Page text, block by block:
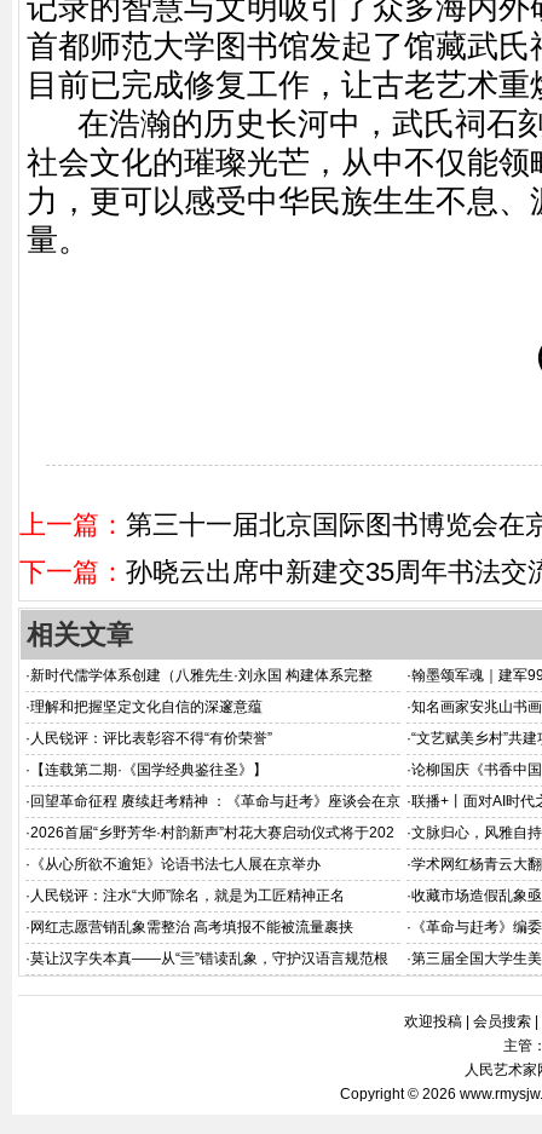
记录的智慧与文明吸引了众多海内外
首都师范大学图书馆发起了馆藏武氏
目前已完成修复工作，让古老艺术重
在浩瀚的历史长河中，武氏祠石
社会文化的璀璨光芒，从中不仅能领
力，更可以感受中华民族生生不息
量。
上一篇： 第三十一届北京国际图书博览会在
下一篇： 孙晓云出席中新建交35周年书法交
相关文章
·新时代儒学体系创建（八雅先生·刘永国 构建体系完整
版）
·翰墨颂军魂｜建军
·理解和把握坚定文化自信的深邃意蕴 ·知名画家安兆山书
· 人民锐评：评比表彰容不得“有价荣誉” ·“文艺赋美乡村”共
· 【连载第二期·《国学经典鉴往圣》】 ·论柳国庆《书香中
深释
· 回望革命征程 赓续赶考精神 ：《革命与赶考》座谈会在京
举办
·联播+丨面对AI时代
·2026首届“乡野芳华·村韵新声”村花大赛启动仪式将于202
6年8月在京举办
·文脉归心，风雅自
· 《从心所欲不逾矩》论语书法七人展在京举办 ·学术网红杨青云大
· 人民锐评：注水“大师”除名，就是为工匠精神正名 ·收藏市场造假乱象
· 网红志愿营销乱象需整治 高考填报不能被流量裹挟 · 《革命与赶考》编
会在北京飞天商务大
·莫让汉字失本真——从“亖”错读乱象，守护汉语言规范根
·第三届全国大学生
欢迎投稿 会员搜索
主管
人民艺术
Copyright © 2026